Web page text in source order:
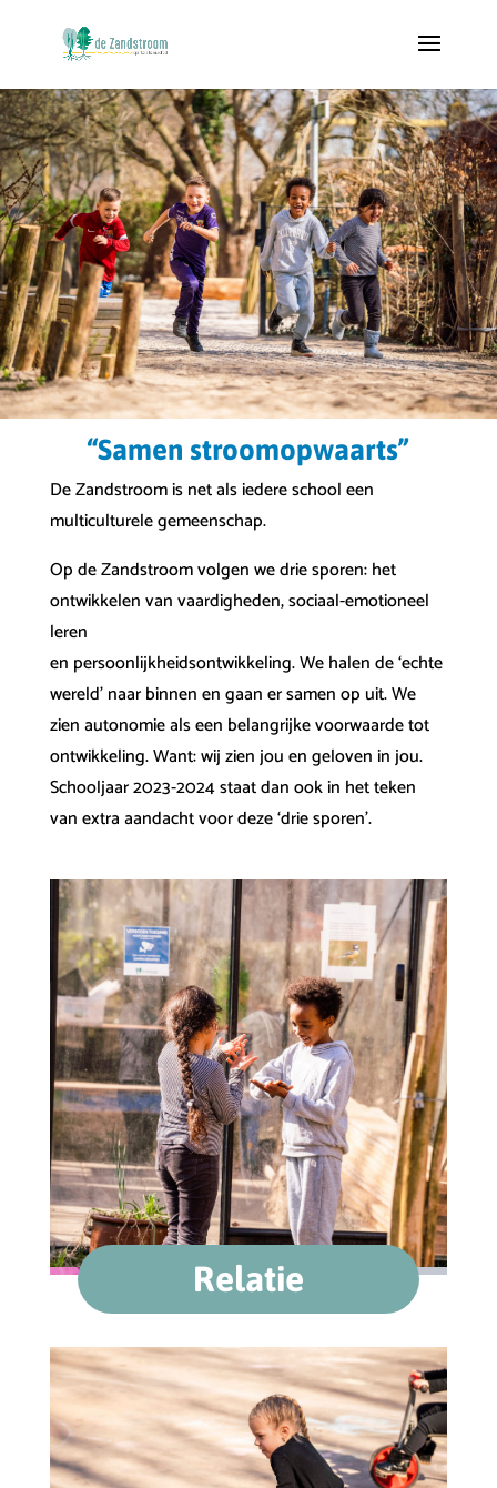
“Samen stroomopwaarts”
De Zandstroom is net als iedere school een
multiculturele gemeenschap.
Op de Zandstroom volgen we drie sporen: het
ontwikkelen van vaardigheden, sociaal-emotioneel
leren
en persoonlijkheidsontwikkeling. We halen de ‘echte
wereld’ naar binnen en gaan er samen op uit. We
zien autonomie als een belangrijke voorwaarde tot
ontwikkeling. Want: wij zien jou en geloven in jou.
Schooljaar 2023-2024 staat dan ook in het teken
van extra aandacht voor deze ‘drie sporen’.
Relatie